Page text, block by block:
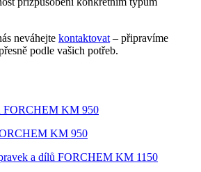
neváhejte kontaktovat – připravíme
podle vašich potřeb.
KM 950